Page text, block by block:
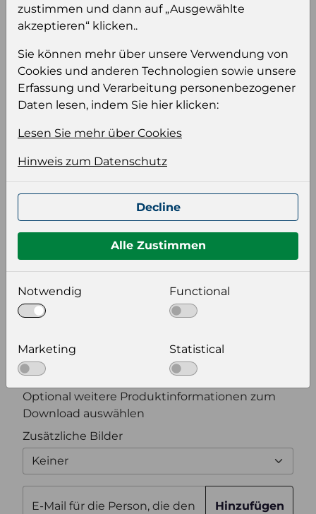
Produktinformation
Wählen Sie eine Sprache und ein Format für
Bildeinstellungen
wählen Sie eine Auflösung für Ihr Bild aus
Bildauflösung
Zusätzliche Produktinformationen
Optional weitere Produktinformationen zum
Download auswählen
Zusätzliche Bilder
Keiner
E-Mail für die Person, die den
Hinzufügen
zustimmen und dann auf „Ausgewählte
akzeptieren“ klicken..
Sie können mehr über unsere Verwendung von
Cookies und anderen Technologien sowie unsere
Erfassung und Verarbeitung personenbezogener
Daten lesen, indem Sie hier klicken:
Lesen Sie mehr über Cookies
Hinweis zum Datenschutz
Decline
Alle Zustimmen
Notwendig Functional
Marketing Statistical